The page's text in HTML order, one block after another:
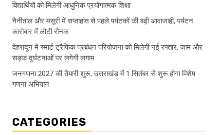
विद्यार्थियों को मिलेगी आधुनिक प्रयोगात्मक शिक्षा
नैनीताल और मसूरी में सप्ताहांत से पहले पर्यटकों की बढ़ी आवाजाही, पर्यटन
कारोबार में लौटी रौनक
देहरादून में स्मार्ट ट्रैफिक प्रबंधन परियोजना को मिलेगी नई रफ्तार, जाम और
सड़क दुर्घटनाओं पर लगेगी लगाम
जनगणना 2027 की तैयारी शुरू, उत्तराखंड में 1 सितंबर से शुरू होगा विशेष
गणना अभियान
CATEGORIES